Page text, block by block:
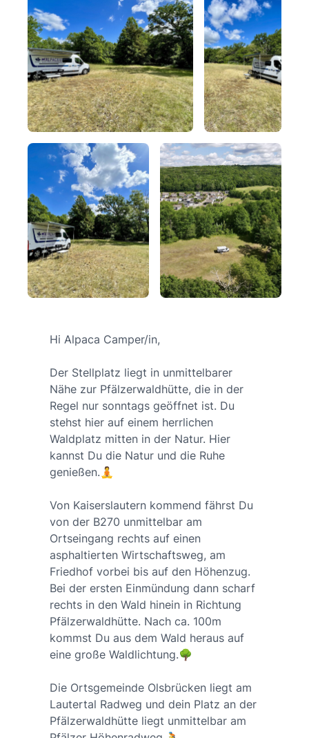
Hi Alpaca Camper/in,
Der Stellplatz liegt in unmittelbarer
Nähe zur Pfälzerwaldhütte, die in der
Regel nur sonntags geöffnet ist. Du
stehst hier auf einem herrlichen
Waldplatz mitten in der Natur. Hier
kannst Du die Natur und die Ruhe
genießen.🧘
Von Kaiserslautern kommend fährst Du
von der B270 unmittelbar am
Ortseingang rechts auf einen
asphaltierten Wirtschaftsweg, am
Friedhof vorbei bis auf den Höhenzug.
Bei der ersten Einmündung dann scharf
rechts in den Wald hinein in Richtung
Pfälzerwaldhütte. Nach ca. 100m
kommst Du aus dem Wald heraus auf
eine große Waldlichtung.🌳
Die Ortsgemeinde Olsbrücken liegt am
Lautertal Radweg und dein Platz an der
Pfälzerwaldhütte liegt unmittelbar am